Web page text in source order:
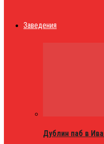
Заведения
Дублин паб в